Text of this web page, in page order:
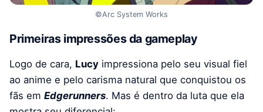
©Arc System Works
Primeiras impressões da gameplay
Logo de cara, Lucy impressiona pelo seu visual fiel
ao anime e pelo carisma natural que conquistou os
fãs em Edgerunners. Mas é dentro da luta que ela